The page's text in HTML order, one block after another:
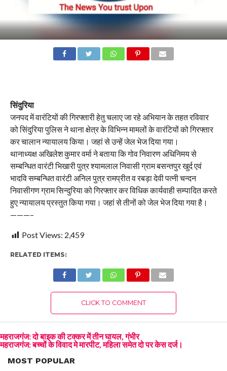
सिंदुरिया
जनपद में वारंटियों की गिरफ्तारी हेतु चलाए जा रहे अभियान के तहत रविवार
को सिंदुरिया पुलिस ने थाना क्षेत्र के विभिन्न मामलों के वारंटियों को गिरफ्तार
कर चालान न्यायालय किया। जहां से उन्हें जेल भेज दिया गया।
थानाध्यक्ष अखिलेश कुमार वर्मा ने बताया कि गोव निवारण अधिनिमय से
सम्बन्धित वारंटी भिखारी पुत्र श्यामलाल निवासी ग्राम बसन्तपुर खुर्द एवं
भादवि सम्बन्धित वारंटी अनिल पुत्र रामप्रीत व रबड़ा देवी पत्नी चन्दन
निवासीगण ग्राम सिन्दुरिया को गिरफ्तार कर विधिक कार्यवाही सम्पादित करते
हुए न्यायालय प्रस्तुत किया गया। जहां से तीनों को जेल भेज दिया गया है।
———–
Post Views: 2,459
RELATED ITEMS:
CLICK TO COMMENT
महराजगंज: दो बाइक की टक्कर में तीन घायल, गंभीर
महराजगंज: बच्चों के विवाद मे मारपीट, महिला समेत दो पर केस दर्ज।
MOST POPULAR